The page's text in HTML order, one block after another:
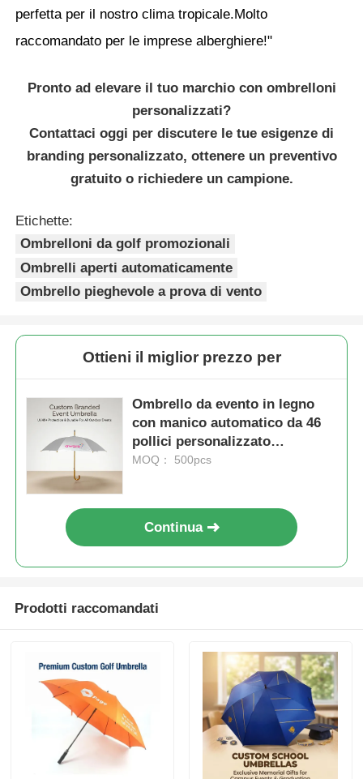
perfetta per il nostro clima tropicale.Molto
raccomandato per le imprese alberghiere!"
Pronto ad elevare il tuo marchio con ombrelloni
personalizzati?
Contattaci oggi per discutere le tue esigenze di
branding personalizzato, ottenere un preventivo
gratuito o richiedere un campione.
Etichette:
Ombrelloni da golf promozionali
Ombrelli aperti automaticamente
Ombrello pieghevole a prova di vento
Ottieni il miglior prezzo per
Ombrello da evento in legno
con manico automatico da 46
pollici personalizzato
(protezione UV40+)
MOQ： 500pcs
Continua
Prodotti raccomandati